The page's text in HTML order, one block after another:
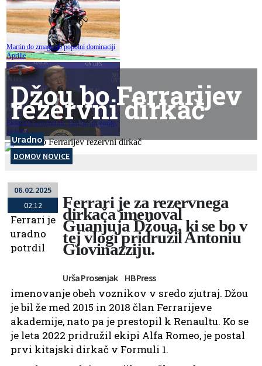
Martin do zmage ob popolni dominaciji
Aprilie
Električni avtomobili: Tisti, ki jih vozijo,
so bolni
DOMOV NOVICE
Džou bo Ferrarijev
rezervni dirkač
Uradno
06.02.2025
02:12
Ferrari je za rezervnega
dirkača imenoval
Guanjuja Džoua, ki se bo v
tej vlogi pridružil Antoniu
Giovinazziju.
Urša Prosenjak HB Press
Ferrari je
uradno
potrdil
imenovanje obeh voznikov v sredo zjutraj. Džou
je bil že med 2015 in 2018 član Ferrarijeve
akademije, nato pa je prestopil k Renaultu. Ko se
je leta 2022 pridružil ekipi Alfa Romeo, je postal
prvi kitajski dirkač v Formuli 1.